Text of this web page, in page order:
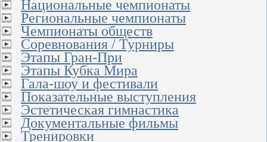
Национальные чемпионаты
Региональные чемпионаты
Чемпионаты обществ
Соревнования / Турниры
Этапы Гран-При
Этапы Кубка Мира
Гала-шоу и фестивали
Показательные выступления
Эстетическая гимнастика
Документальные фильмы
Тренировки